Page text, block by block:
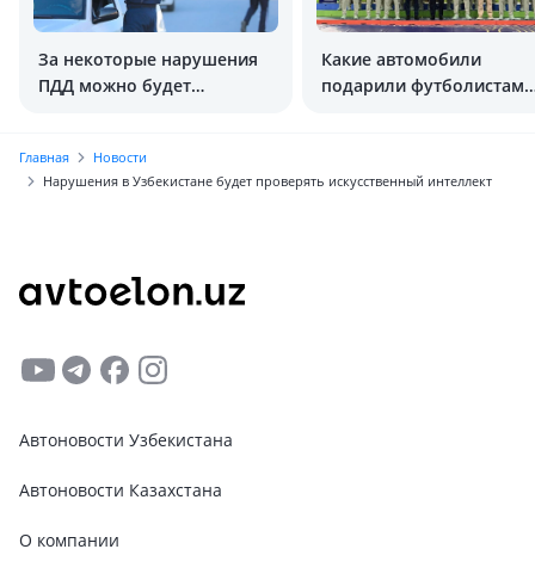
За некоторые нарушения
ПДД можно будет
Какие автомобили
подарили футболистам
Главная
Новости
Нарушения в Узбекистане будет проверять искусственный интеллект
Автоновости Узбекистана
Автоновости Казахстана
О компании